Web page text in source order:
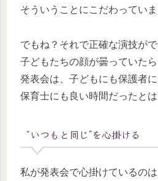
そういうことにこだわってい
でもね？それで正確な演技がで
子どもたちの顔が曇っていたら
発表会は、子どもにも保護者に
保育士にも良い時間だったと
“いつもと同じ”を心掛ける
私が発表会で心掛けているのは